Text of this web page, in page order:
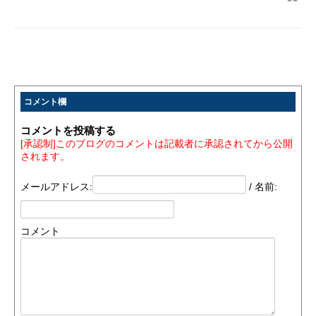
コメント欄
コメントを投稿する
[承認制]このブログのコメントは記載者に承認されてから公開
されます。
メールアドレス: / 名前:
コメント